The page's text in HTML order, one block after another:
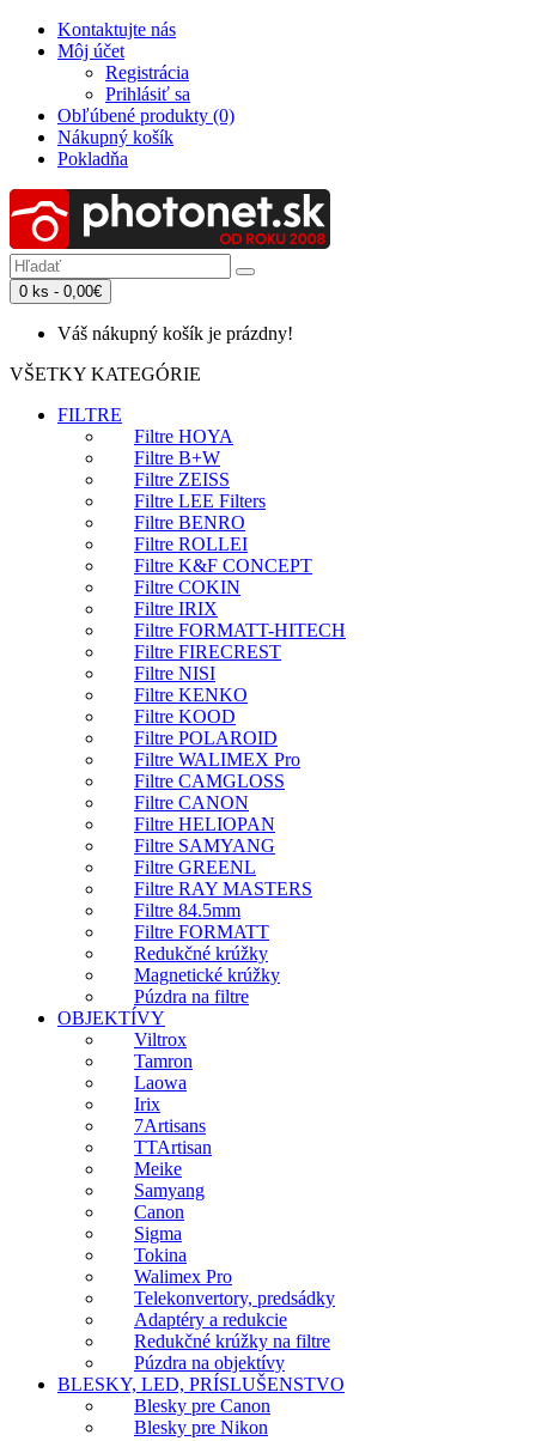
Kontaktujte nás
Môj účet
Registrácia
Prihlásiť sa
Obľúbené produkty (0)
Nákupný košík
Pokladňa
0 ks - 0,00€
Váš nákupný košík je prázdny!
VŠETKY KATEGÓRIE
FILTRE
Filtre HOYA
Filtre B+W
Filtre ZEISS
Filtre LEE Filters
Filtre BENRO
Filtre ROLLEI
Filtre K&F CONCEPT
Filtre COKIN
Filtre IRIX
Filtre FORMATT-HITECH
Filtre FIRECREST
Filtre NISI
Filtre KENKO
Filtre KOOD
Filtre POLAROID
Filtre WALIMEX Pro
Filtre CAMGLOSS
Filtre CANON
Filtre HELIOPAN
Filtre SAMYANG
Filtre GREENL
Filtre RAY MASTERS
Filtre 84.5mm
Filtre FORMATT
Redukčné krúžky
Magnetické krúžky
Púzdra na filtre
OBJEKTÍVY
Viltrox
Tamron
Laowa
Irix
7Artisans
TTArtisan
Meike
Samyang
Canon
Sigma
Tokina
Walimex Pro
Telekonvertory, predsádky
Adaptéry a redukcie
Redukčné krúžky na filtre
Púzdra na objektívy
BLESKY, LED, PRÍSLUŠENSTVO
Blesky pre Canon
Blesky pre Nikon